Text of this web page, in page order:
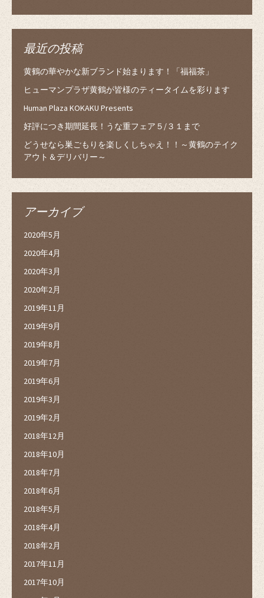
最近の投稿
黄鶴の華やかな新ブランド始まります！「福福茶」
ヒューマンプラザ黄鶴が皆様のティータイムを彩ります
Human Plaza KOKAKU Presents
好評につき期間延長！うな重フェア５/３１まで
どうせなら巣ごもりを楽しくしちゃえ！！～黄鶴のテイク
アウト＆デリバリー～
アーカイブ
2020年5月
2020年4月
2020年3月
2020年2月
2019年11月
2019年9月
2019年8月
2019年7月
2019年6月
2019年3月
2019年2月
2018年12月
2018年10月
2018年7月
2018年6月
2018年5月
2018年4月
2018年2月
2017年11月
2017年10月